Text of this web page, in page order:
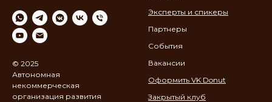
© 2025
Автономная
некоммерческая
организация развития
Эксперты и спикеры
Партнеры
События
Вакансии
Оформить VK Donut
Закрытый клуб